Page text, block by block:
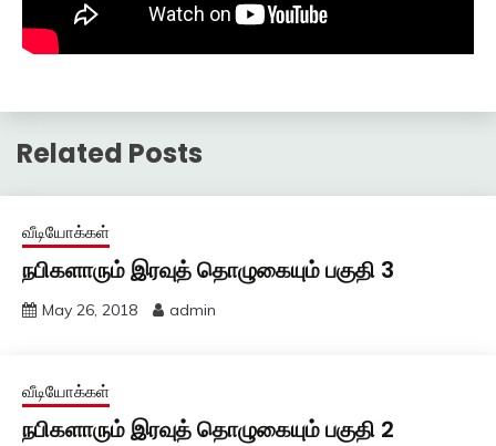
Related Posts
வீடியோக்கள்
நபிகளாரும் இரவுத் தொழுகையும் பகுதி 3
May 26, 2018 admin
வீடியோக்கள்
நபிகளாரும் இரவுத் தொழுகையும் பகுதி 2